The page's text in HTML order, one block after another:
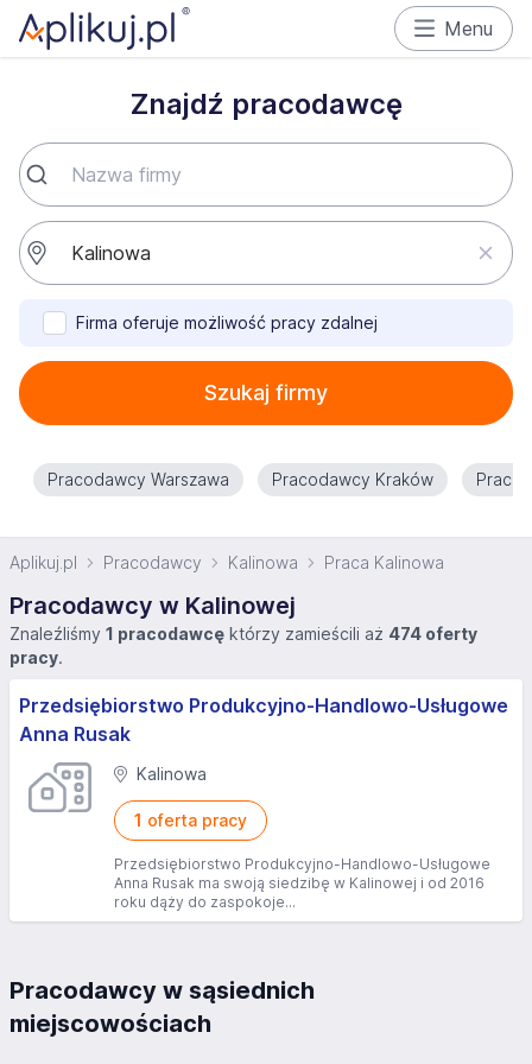
Menu
Znajdź pracodawcę
Firma oferuje możliwość pracy zdalnej
Szukaj firmy
Pracodawcy Warszawa Pracodawcy Kraków
Aplikuj.pl Pracodawcy Kalinowa Praca Kalinowa
Pracodawcy w Kalinowej
Znaleźliśmy 1 pracodawcę którzy zamieścili aż 474 oferty
pracy.
Przedsiębiorstwo Produkcyjno-Handlowo-Usługowe
Anna Rusak
Kalinowa
1 oferta pracy
Przedsiębiorstwo Produkcyjno-Handlowo-Usługowe
Anna Rusak ma swoją siedzibę w Kalinowej i od 2016
roku dąży do zaspokoje...
Pracodawcy w sąsiednich
miejscowościach